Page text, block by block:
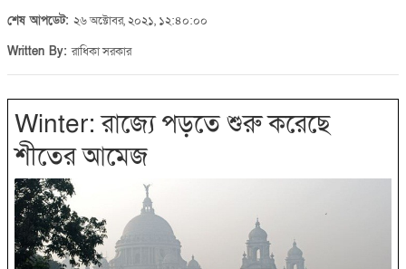
শেষ আপডেট: ২৬ অক্টোবর, ২০২১, ১২:৪০:০০
Written By:রাধিকা সরকার
Winter: রাজ্যে পড়তে শুরু করেছে
শীতের আমেজ